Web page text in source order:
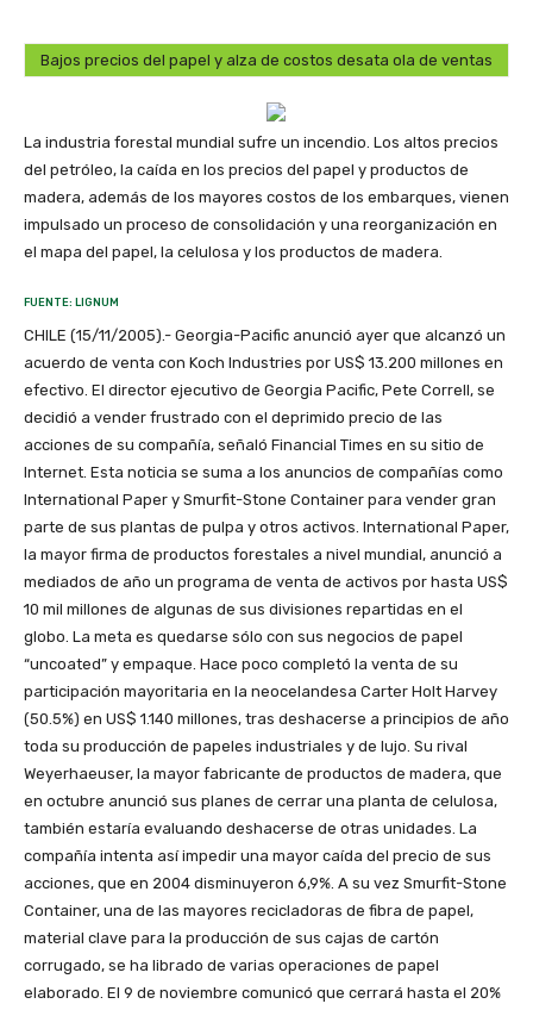
Bajos precios del papel y alza de costos desata ola de ventas
La industria forestal mundial sufre un incendio. Los altos precios
del petróleo, la caída en los precios del papel y productos de
madera, además de los mayores costos de los embarques, vienen
impulsado un proceso de consolidación y una reorganización en
el mapa del papel, la celulosa y los productos de madera.
FUENTE: LIGNUM
CHILE (15/11/2005).- Georgia-Pacific anunció ayer que alcanzó un
acuerdo de venta con Koch Industries por US$ 13.200 millones en
efectivo. El director ejecutivo de Georgia Pacific, Pete Correll, se
decidió a vender frustrado con el deprimido precio de las
acciones de su compañía, señaló Financial Times en su sitio de
Internet. Esta noticia se suma a los anuncios de compañías como
International Paper y Smurfit-Stone Container para vender gran
parte de sus plantas de pulpa y otros activos. International Paper,
la mayor firma de productos forestales a nivel mundial, anunció a
mediados de año un programa de venta de activos por hasta US$
10 mil millones de algunas de sus divisiones repartidas en el
globo. La meta es quedarse sólo con sus negocios de papel
“uncoated” y empaque. Hace poco completó la venta de su
participación mayoritaria en la neocelandesa Carter Holt Harvey
(50.5%) en US$ 1.140 millones, tras deshacerse a principios de año
toda su producción de papeles industriales y de lujo. Su rival
Weyerhaeuser, la mayor fabricante de productos de madera, que
en octubre anunció sus planes de cerrar una planta de celulosa,
también estaría evaluando deshacerse de otras unidades. La
compañía intenta así impedir una mayor caída del precio de sus
acciones, que en 2004 disminuyeron 6,9%. A su vez Smurfit-Stone
Container, una de las mayores recicladoras de fibra de papel,
material clave para la producción de sus cajas de cartón
corrugado, se ha librado de varias operaciones de papel
elaborado. El 9 de noviembre comunicó que cerrará hasta el 20%